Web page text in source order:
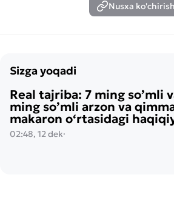
Nusxa ko'chirish
Sizga yoqadi
Real tajriba: 7 ming so’mli
ming so’mli arzon va
makaron o‘rtasidagi
02:48, 12 dek·